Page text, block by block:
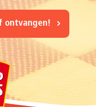
ontvangen!